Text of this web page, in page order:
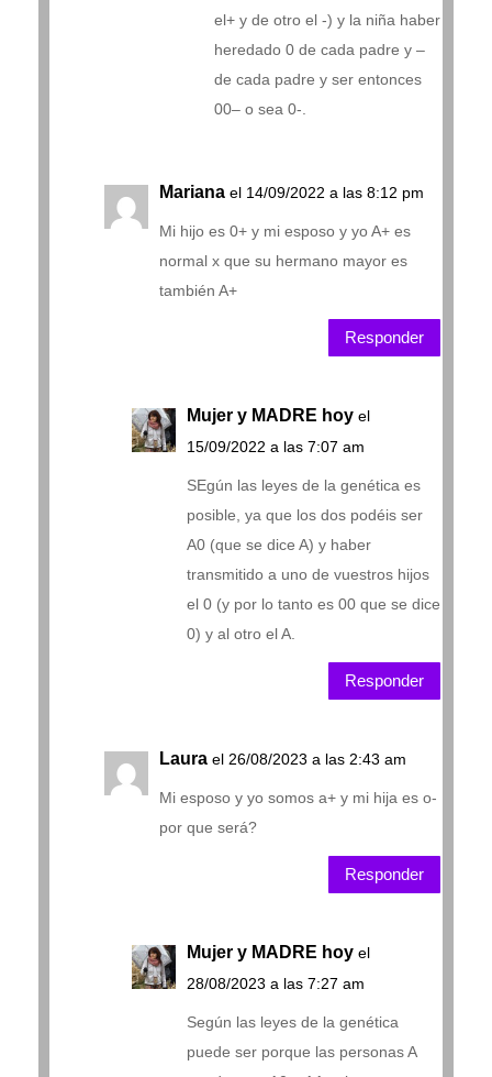
el+ y de otro el -) y la niña haber
heredado 0 de cada padre y –
de cada padre y ser entonces
00– o sea 0-.
Mariana el 14/09/2022 a las 8:12 pm
Mi hijo es 0+ y mi esposo y yo A+ es
normal x que su hermano mayor es
también A+
Responder
Mujer y MADRE hoy el
15/09/2022 a las 7:07 am
SEgún las leyes de la genética es
posible, ya que los dos podéis ser
A0 (que se dice A) y haber
transmitido a uno de vuestros hijos
el 0 (y por lo tanto es 00 que se dice
0) y al otro el A.
Responder
Laura el 26/08/2023 a las 2:43 am
Mi esposo y yo somos a+ y mi hija es o-
por que será?
Responder
Mujer y MADRE hoy el
28/08/2023 a las 7:27 am
Según las leyes de la genética
puede ser porque las personas A